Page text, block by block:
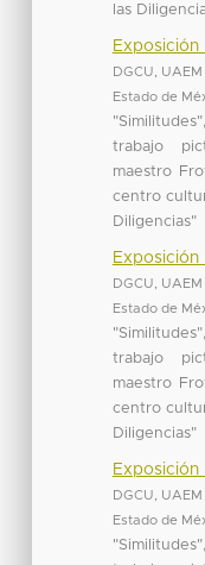
las
Exposición
DGCU, UAEM
Estado de
trabajo
maestro
centro
Diligencias"
Exposición
DGCU, UAEM
Estado de
trabajo
maestro
centro
Diligencias"
Exposición
DGCU, UAEM
Estado de